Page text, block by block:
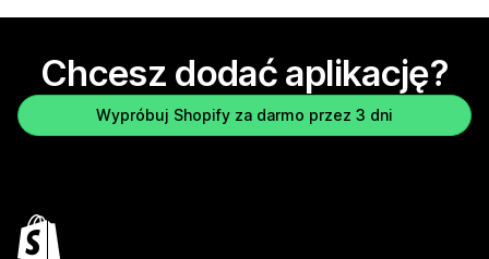
Chcesz dodać aplikację?
Wypróbuj Shopify za darmo przez 3 dni